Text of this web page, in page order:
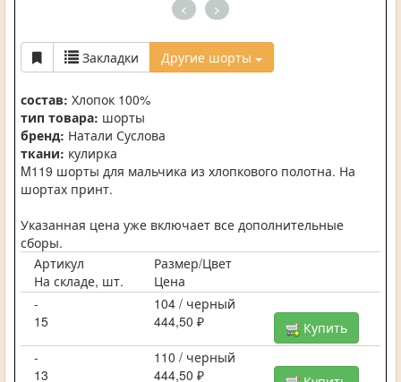
< >
Закладки Другие шорты
состав: Хлопок 100%
тип товара: шорты
бренд: Натали Суслова
ткани: кулирка
M119 шорты для мальчика из хлопкового полотна. На
шортах принт.
Указанная цена уже включает все дополнительные
сборы.
Артикул
Размер/Цвет
На складе, шт.
Цена
-
104 / черный
15
444,50 ₽
Купить
-
110 / черный
13
444,50 ₽